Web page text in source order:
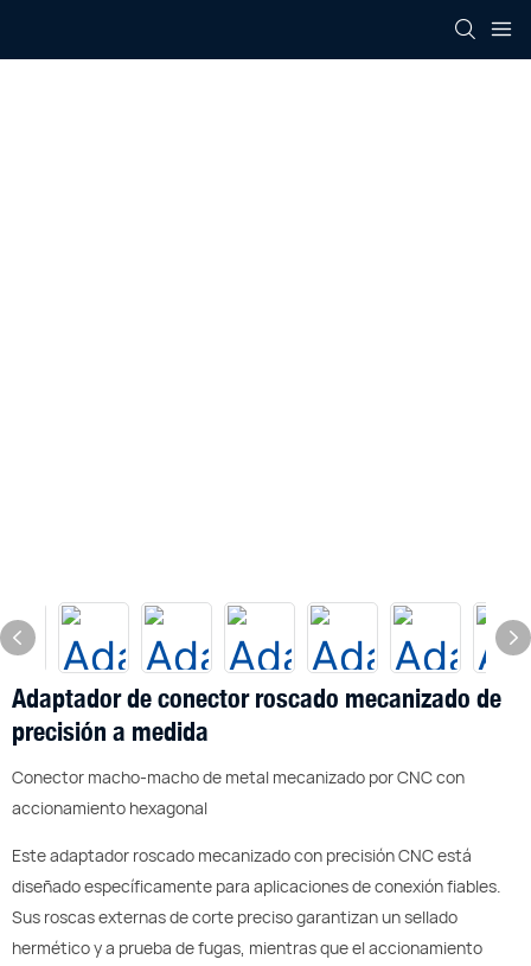
Adaptador de conector roscado mecanizado de
precisión a medida
Conector macho-macho de metal mecanizado por CNC con
accionamiento hexagonal
Este adaptador roscado mecanizado con precisión CNC está
diseñado específicamente para aplicaciones de conexión fiables.
Sus roscas externas de corte preciso garantizan un sellado
hermético y a prueba de fugas, mientras que el accionamiento